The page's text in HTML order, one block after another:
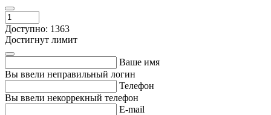
Доступно: 1363
Достигнут лимит
Ваше имя
Вы ввели неправильный логин
Телефон
Вы ввели некоррекный телефон
E-mail